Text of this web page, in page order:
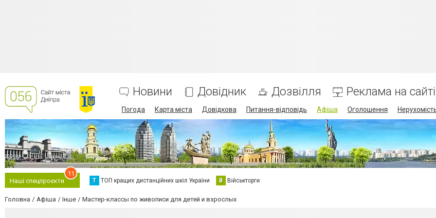
Новини Довідник Дозвілля Реклама на сайті
Погода Карта міста Довідкова Питання-відповідь Афіша Оголошення
Наші спецпроєкти
11
Т ТОП кращих дистанційних шкіл України В Військторги
Головна Афіша Інше Мастер-классы по живописи для детей и взрослых